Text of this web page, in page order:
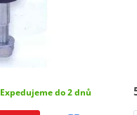
Expedujeme do 2 dnů